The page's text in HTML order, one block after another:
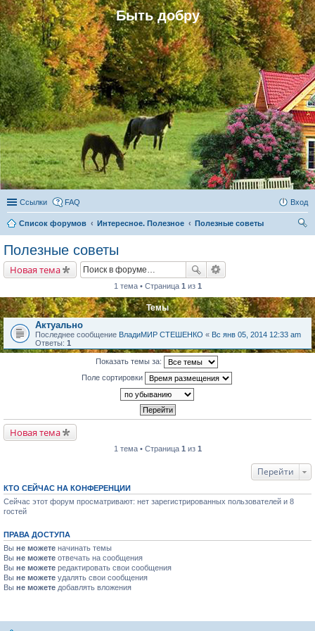
Быть добру
Ссылки FAQ Вход
Список форумов Интересное. Полезное
Полезные советы
Полезные советы
Новая тема
1 тема • Страница 1 из 1
Темы
Актуально
Последнее сообщение ВладиМИР СТЕШЕНКО « Вс янв 05, 2014 12:33 am
Ответы: 1
Показать темы за:
Поле сортировки
Новая тема
1 тема • Страница 1 из 1
Перейти
КТО СЕЙЧАС НА КОНФЕРЕНЦИИ
Сейчас этот форум просматривают: нет зарегистрированных пользователей и 8
гостей
ПРАВА ДОСТУПА
Вы не можете начинать темы
Вы не можете отвечать на сообщения
Вы не можете редактировать свои сообщения
Вы не можете удалять свои сообщения
Вы не можете добавлять вложения